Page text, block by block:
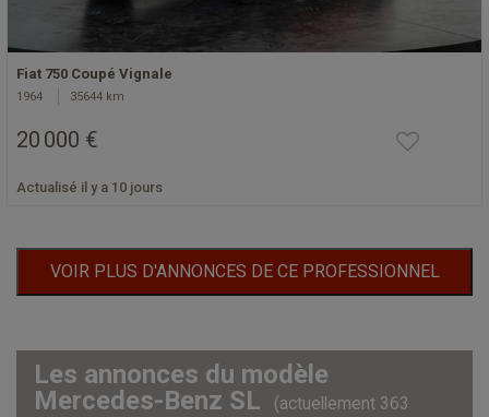
Fiat 750 Coupé Vignale
1964 35644 km
20 000 €
Actualisé il y a 10 jours
VOIR PLUS D'ANNONCES DE CE PROFESSIONNEL
Les annonces du modèle
Mercedes-Benz SL
(actuellement 363